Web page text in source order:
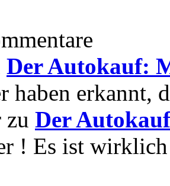
Der Autokauf:
haben erkannt,
zu Der
! Es ist wirklich